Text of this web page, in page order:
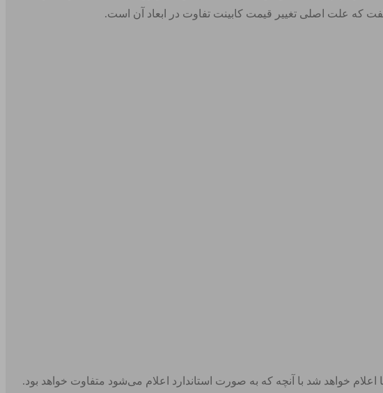
که علت اصلی تغییر قیمت کابینت تفاوت در ابعاد آن است.
اعلام خواهد شد با آنچه که به صورت استاندارد اعلام می‌شود متفاوت خواهد بود.